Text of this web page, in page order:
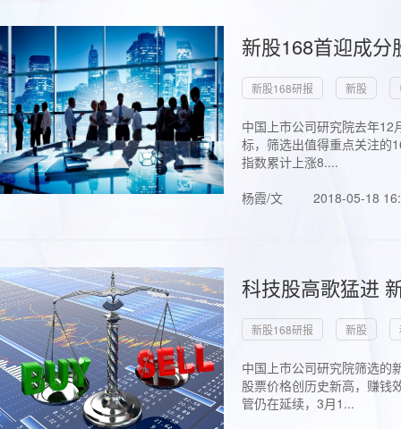
新股168首迎成
新股168研报 新股
中国上市公司研究院去年
标，筛选出值得重点关注的
指数累计上涨8....
杨霞/文
2018-05-18
科技股高歌猛进
新股168研报 新股
中国上市公司研究院筛选的
股票价格创历史新高，赚钱
管仍在延续，3月1...